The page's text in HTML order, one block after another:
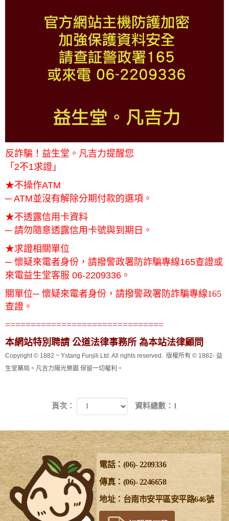
反詐騙！益生堂。凡吉力提醒您
「2不1求證」
★不操作ATM
─ ATM並沒有解除分期付款的選項。
★不透露信用卡資料
─ 請勿隨意透露信用卡號與到期日。
★求證相關單位
─ 懷疑來電者身份，請撥警政署防詐騙專線165查證或
來電益生堂客服 06-2209336。
關單位─ 懷疑來電者身份，請撥警政署防詐騙專線165
查證。
===============================
本網站特別聘請 公道法律事務所 為本站法律顧問
Copyright © 1882 ~ Ystang Funjili Ltd. All rights reserved. 版權所有 © 1882- 益
生堂藥局。凡吉力陽光樂園 保留一切權利。
頁次： 資料總數：1
電話：(06)- 2209336
傳真：(06)- 2246658
地址：台南市安平區安平路646號